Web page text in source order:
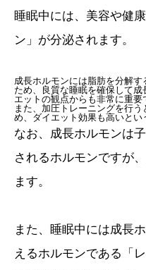
睡眠中には、美容や健
ン」が分泌されます。
成長ホルモンには脂肪を分解
ため、良質な睡眠を確保して
エットの観点からも非常に重要
また、加圧トレーニングを行
め、ダイエット効果も高いとい
なお、成長ホルモンは
されるホルモンですが
ます。
また、睡眠中には成長
えるホルモンである「